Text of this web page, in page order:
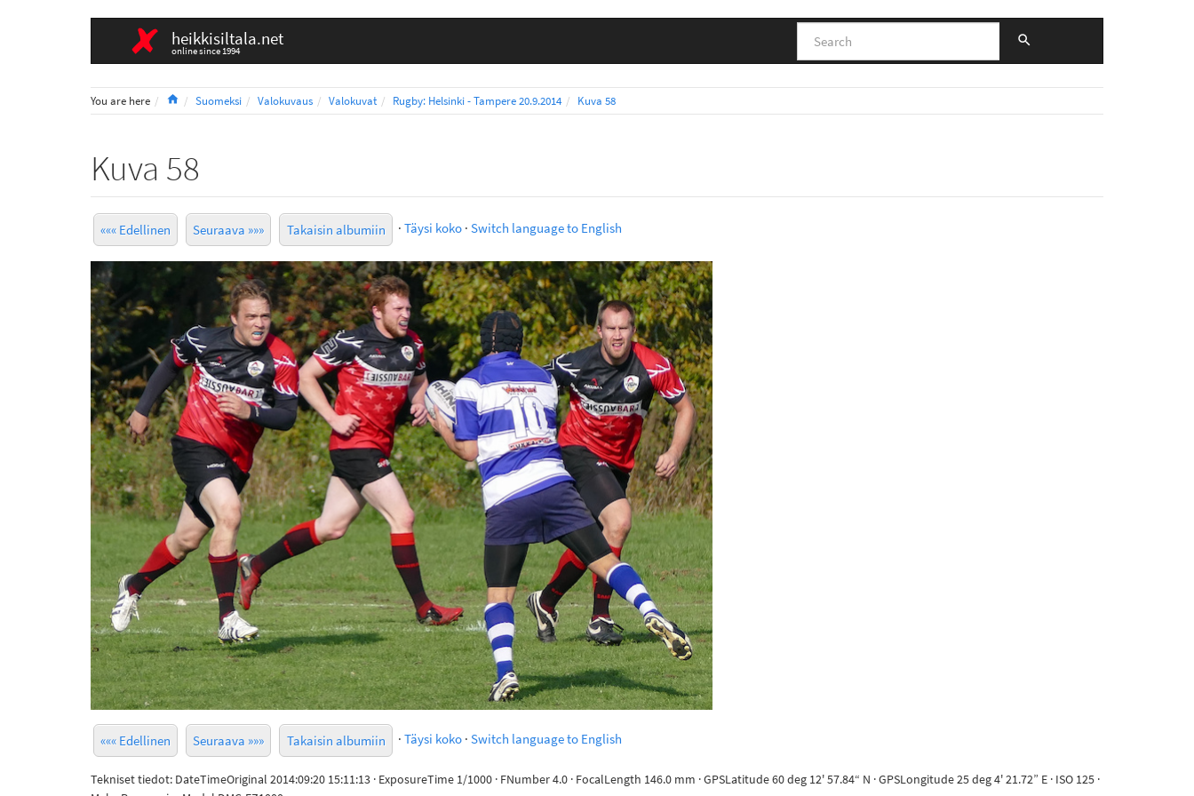
heikkisiltala.net
online since 1994
You are here HomeSuomeksi Valokuvaus Valokuvat Rugby: Helsinki - Tampere 20.9.2014 Kuva 58
Kuva 58
««« Edellinen Seuraava »»» Takaisin albumiin · Täysi koko · Switch language to English
««« Edellinen Seuraava »»» Takaisin albumiin · Täysi koko · Switch language to English
Tekniset tiedot: DateTimeOriginal 2014:09:20 15:11:13 · ExposureTime 1/1000 · FNumber 4.0 · FocalLength 146.0 mm · GPSLatitude 60 deg 12' 57.84“ N · GPSLongitude 25 deg 4' 21.72” E · ISO 125 ·